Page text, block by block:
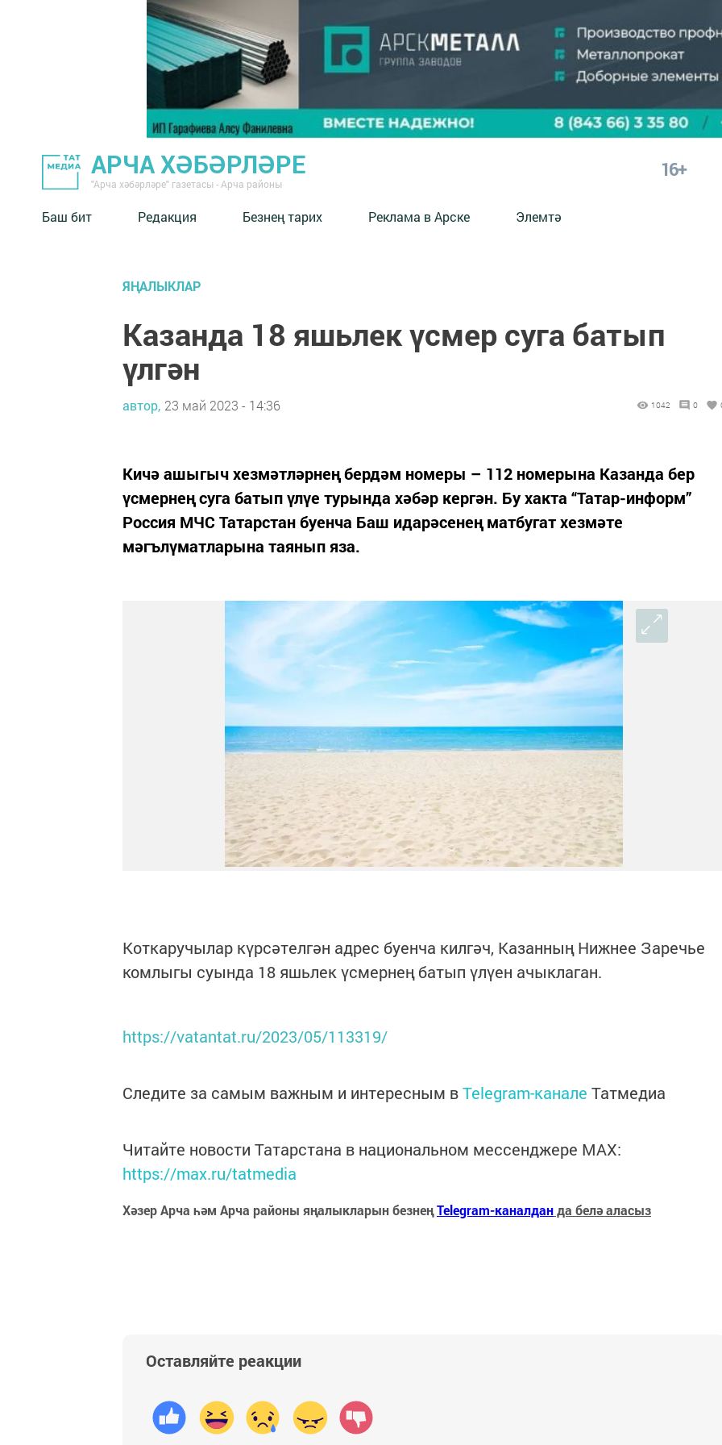
АРЧА ХӘБӘРЛӘРЕ
"Арча хәбәрләре" газетасы - Арча районы
16+
Баш бит Редакция Безнең тарих Реклама в Арске Элемтә
ЯҢАЛЫКЛАР
Казанда 18 яшьлек үсмер суга батып
үлгән
автор, 23 май 2023 - 14:36 1042 0
Кичә ашыгыч хезмәтләрнең бердәм номеры – 112 номерына Казанда бер
үсмернең суга батып үлүе турында хәбәр кергән. Бу хакта “Татар-информ”
Россия МЧС Татарстан буенча Баш идарәсенең матбугат хезмәте
мәгълүматларына таянып яза.
Коткаручылар күрсәтелгән адрес буенча килгәч, Казанның Нижнее Заречье
комлыгы суында 18 яшьлек үсмернең батып үлүен ачыклаган.
https://vatantat.ru/2023/05/113319/
Следите за самым важным и интересным вTelegram-канале Татмедиа
Читайте новости Татарстана в национальном мессенджере MАХ:
https://max.ru/tatmedia
Хәзер Арча һәм Арча районы яңалыкларын безнеңTelegram-каналданда белә аласыз
Оставляйте реакции